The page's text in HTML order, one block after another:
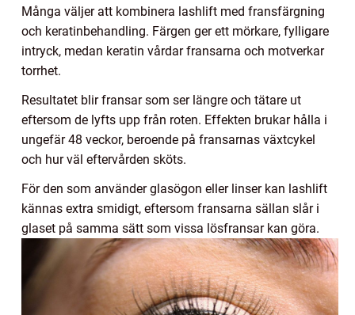
Många väljer att kombinera lashlift med fransfärgning
och keratinbehandling. Färgen ger ett mörkare, fylligare
intryck, medan keratin vårdar fransarna och motverkar
torrhet.
Resultatet blir fransar som ser längre och tätare ut
eftersom de lyfts upp från roten. Effekten brukar hålla i
ungefär 48 veckor, beroende på fransarnas växtcykel
och hur väl eftervården sköts.
För den som använder glasögon eller linser kan lashlift
kännas extra smidigt, eftersom fransarna sällan slår i
glaset på samma sätt som vissa lösfransar kan göra.